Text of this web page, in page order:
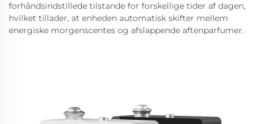
forhåndsindstillede tilstande for forskellige tider af dagen,
hvilket tillader, at enheden automatisk skifter mellem
energiske morgenscentes og afslappende aftenparfumer.